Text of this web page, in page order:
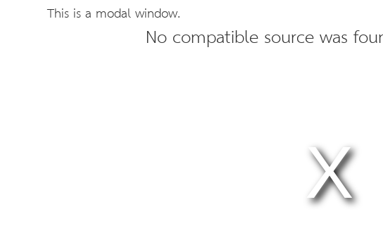
This is a modal window.
No compatible source was